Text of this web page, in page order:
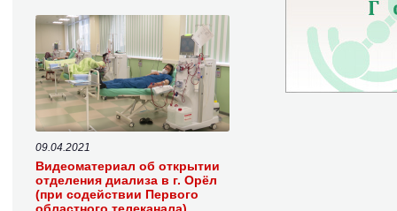
09.04.2021
Видеоматериал об открытии
отделения диализа в г. Орёл
(при содействии Первого